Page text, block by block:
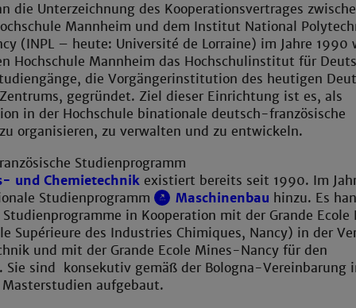
die Unterzeichnung des Kooperationsvertrages
Mannheim und dem Institut National
(INPL – heute: Université de Lorraine) im Jahre 1990
Hochschule Mannheim das Hochschulinstitut für
die Vorgängerinstitution des heutigen
gegründet. Ziel dieser Einrichtung ist es, als
in der Hochschule binationale deutsch-französische
organisieren, zu verwalten und zu entwickeln.
Studienprogramm
und Chemietechnikexistiert bereits seit 1990. Im
Studienprogramm
Maschinenbau hinzu. Es
in Kooperation mit der Grande Ecole
Supérieure des Industries Chimiques, Nancy) in der
und mit der Grande Ecole Mines-Nancy für den
Sie sind konsekutiv gemäß der Bologna-Vereinbarung
aufgebaut.